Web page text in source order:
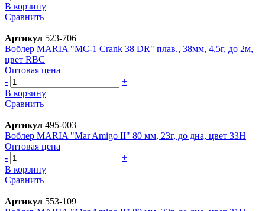
В корзину
Сравнить
Артикул 523-706
Воблер MARIA "MC-1 Crank 38 DR" плав., 38мм, 4,5г, до 2м,
цвет RBC
Оптовая цена
-
+
В корзину
Сравнить
Артикул 495-003
Воблер MARIA "Mar Amigo II" 80 мм, 23г, до дна, цвет 33H
Оптовая цена
-
+
В корзину
Сравнить
Артикул 553-109